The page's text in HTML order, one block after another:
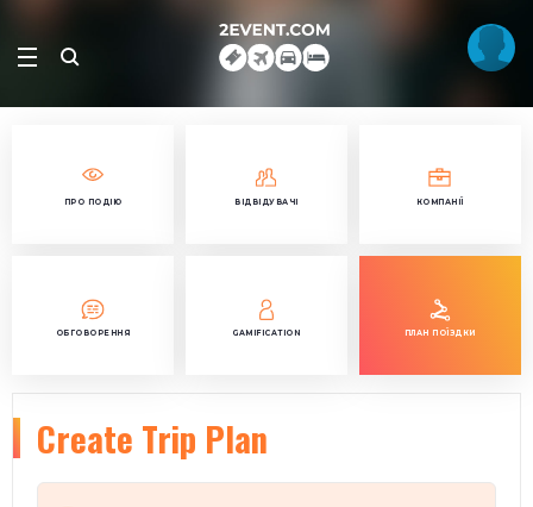
ПРО ПОДІЮ ВІДВІДУВАЧІ КОМПАНІЇ
ОБГОВОРЕННЯ GAMIFICATION ПЛАН ПОЇЗДКИ
Create Trip Plan